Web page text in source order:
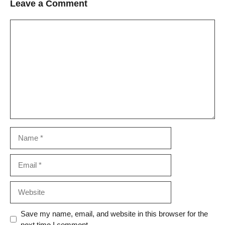
Leave a Comment
Save my name, email, and website in this browser for the